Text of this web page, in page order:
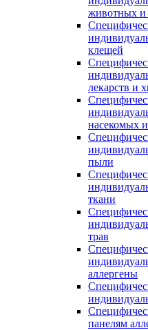
животных и
клещей
лекарств и
насекомых
пыли
ткани
трав
аллергены
панелям